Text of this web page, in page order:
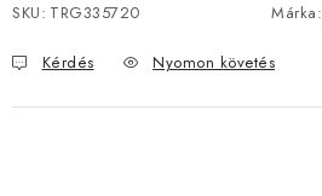
SKU: TRG335720 Márka:
Kérdés Nyomon követés